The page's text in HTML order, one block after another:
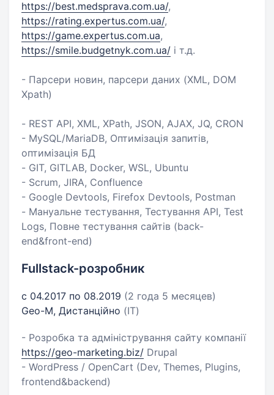
https://best.medsprava.com.ua/,
https://rating.expertus.com.ua/,
https://game.expertus.com.ua,
https://smile.budgetnyk.com.ua/ і т.д.
- Парсери новин, парсери даних (XML, DOM
Xpath)
- REST API, XML, XPath, JSON, AJAX, JQ, CRON
- MySQL/MariaDB, Оптимізація запитів,
оптимізація БД
- GIT, GITLAB, Docker, WSL, Ubuntu
- Scrum, JIRA, Confluence
- Google Devtools, Firefox Devtools, Postman
- Мануальне тестування, Тестування API, Test
Logs, Повне тестування сайтів (back-
end&front-end)
Fullstack-розробник
с 04.2017 по 08.2019 (2 года 5 месяцев)
Geo-M, Дистанційно (IT)
- Розробка та адміністрування сайту компанії
https://geo-marketing.biz/ Drupal
- WordPress / OpenCart (Dev, Themes, Plugins,
frontend&backend)